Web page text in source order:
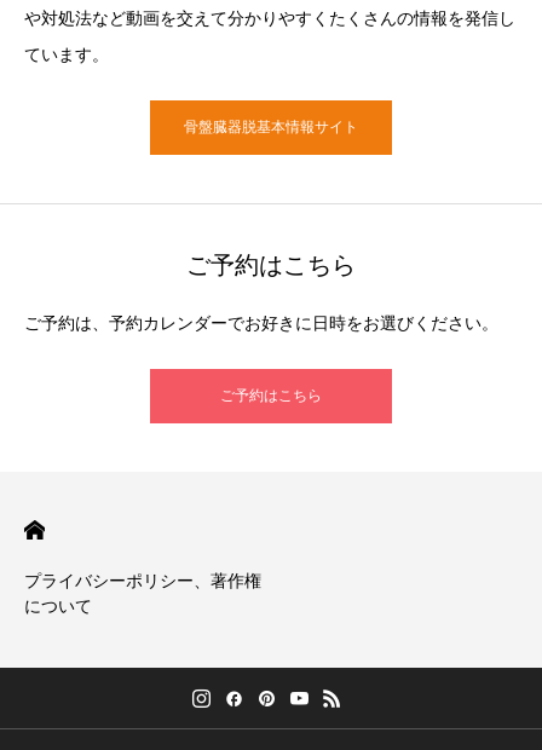
や対処法など動画を交えて分かりやすくたくさんの情報を発信し
ています。
骨盤臓器脱基本情報サイト
ご予約はこちら
ご予約は、予約カレンダーでお好きに日時をお選びください。
ご予約はこちら
プライバシーポリシー、著作権
について